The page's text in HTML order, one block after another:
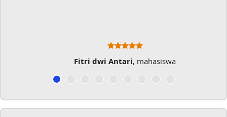
Fitri dwi Antari , mahasiswa